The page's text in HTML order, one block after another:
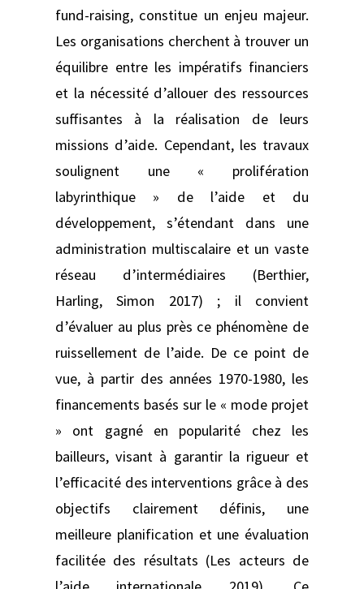
fund-raising, constitue un enjeu majeur.
Les organisations cherchent à trouver un
équilibre entre les impératifs financiers
et la nécessité d’allouer des ressources
suffisantes à la réalisation de leurs
missions d’aide. Cependant, les travaux
soulignent une « prolifération
labyrinthique » de l’aide et du
développement, s’étendant dans une
administration multiscalaire et un vaste
réseau d’intermédiaires (Berthier,
Harling, Simon 2017) ; il convient
d’évaluer au plus près ce phénomène de
ruissellement de l’aide. De ce point de
vue, à partir des années 1970-1980, les
financements basés sur le « mode projet
» ont gagné en popularité chez les
bailleurs, visant à garantir la rigueur et
l’efficacité des interventions grâce à des
objectifs clairement définis, une
meilleure planification et une évaluation
facilitée des résultats (Les acteurs de